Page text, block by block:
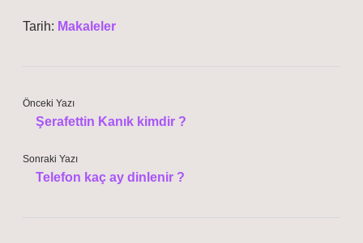
Tarih: Makaleler
Önceki Yazı
Şerafettin Kanık kimdir ?
Sonraki Yazı
Telefon kaç ay dinlenir ?